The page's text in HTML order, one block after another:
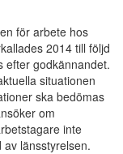
för arbete hos
2014 till följd
efter godkännandet.
situationen
ska bedömas
om
inte
länsstyrelsen.